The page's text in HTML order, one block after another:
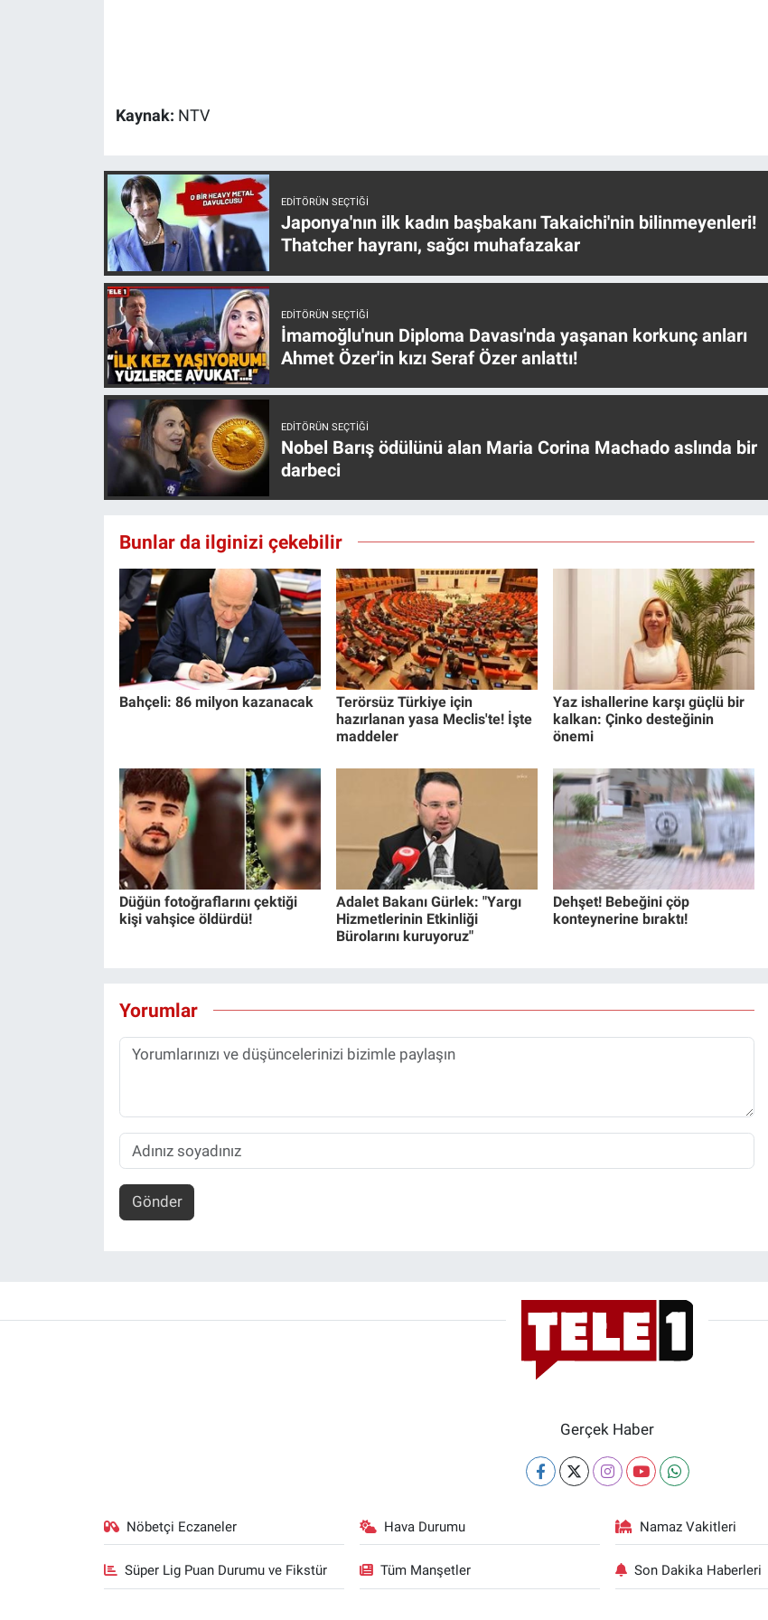
Kaynak: NTV
EDITÖRÜN SEÇTIĞI
Japonya'nın ilk kadın başbakanı Takaichi'nin bilinmeyenleri!
Thatcher hayranı, sağcı muhafazakar
EDITÖRÜN SEÇTIĞI
İmamoğlu'nun Diploma Davası'nda yaşanan korkunç anları
Ahmet Özer'in kızı Seraf Özer anlattı!
EDITÖRÜN SEÇTIĞI
Nobel Barış ödülünü alan Maria Corina Machado aslında bir
darbeci
Bunlar da ilginizi çekebilir
Bahçeli: 86 milyon kazanacak
Terörsüz Türkiye için
hazırlanan yasa Meclis'te! İşte
maddeler
Yaz ishallerine karşı güçlü bir
kalkan: Çinko desteğinin
önemi
Düğün fotoğraflarını çektiği
kişi vahşice öldürdü!
Adalet Bakanı Gürlek: "Yargı
Hizmetlerinin Etkinliği
Bürolarını kuruyoruz"
Dehşet! Bebeğini çöp
konteynerine bıraktı!
Yorumlar
Gönder
Gerçek Haber
Nöbetçi Eczaneler Hava Durumu Namaz Vakitleri
Süper Lig Puan Durumu ve Fikstür Tüm Manşetler Son Dakika Haberleri
Koronavirüs
Kültür Sanat
Ne demişti
Programlar
Türkiye'nin Geleceği
Yerel Gündem
Yerel Yaşam
Canlı Yayın